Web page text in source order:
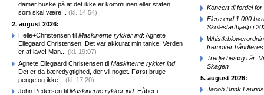
damer huske på at det ikke er kommunen eller staten,
som skal være... (kl. 14:54)
2. august 2026:
Helle+Christensen til Maskinerne rykker ind: Agnete
Ellegaard Christensen! Det var akkurat min tanke! Verden
er af lave! Man... (kl. 19:07)
Agnete Ellegaard Christensen til Maskinerne rykker ind:
Det er da bæredygtighed, der vil noget. Først bruge
penge og ikke... (kl. 17:20)
John Pedersen til Maskinerne rykker ind: Håber i
Koncert til fordel
Flere end 1.000
Skolestarthjælp i
fremover
Tredje besøg i år:
Skagen
5. august 2026:
Jacob Brink